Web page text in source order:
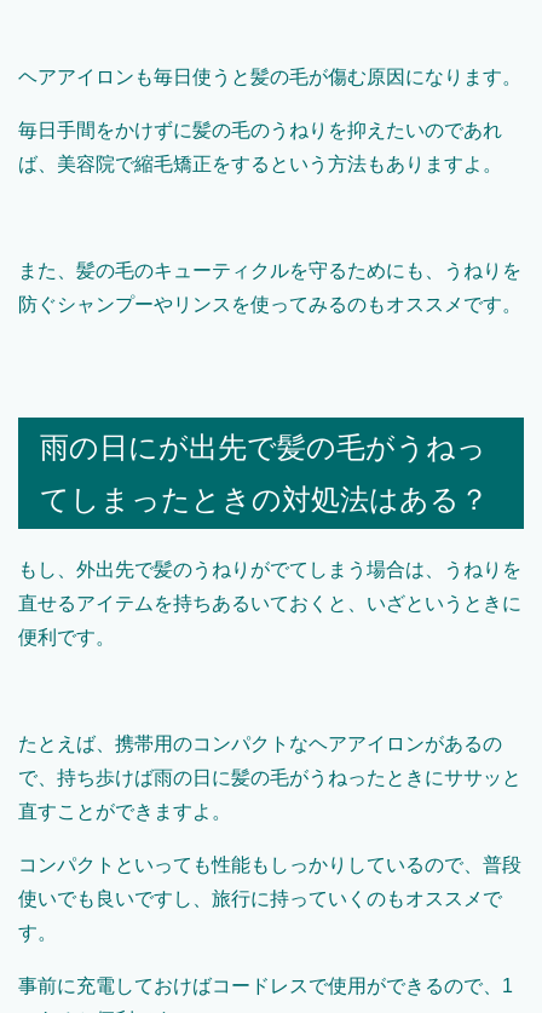
ヘアアイロンも毎日使うと髪の毛が傷む原因になります。
毎日手間をかけずに髪の毛のうねりを抑えたいのであれ
ば、美容院で縮毛矯正をするという方法もありますよ。
また、髪の毛のキューティクルを守るためにも、うねりを
防ぐシャンプーやリンスを使ってみるのもオススメです。
雨の日にが出先で髪の毛がうねっ
てしまったときの対処法はある？
もし、外出先で髪のうねりがでてしまう場合は、うねりを
直せるアイテムを持ちあるいておくと、いざというときに
便利です。
たとえば、携帯用のコンパクトなヘアアイロンがあるの
で、持ち歩けば雨の日に髪の毛がうねったときにササッと
直すことができますよ。
コンパクトといっても性能もしっかりしているので、普段
使いでも良いですし、旅行に持っていくのもオススメで
す。
事前に充電しておけばコードレスで使用ができるので、1